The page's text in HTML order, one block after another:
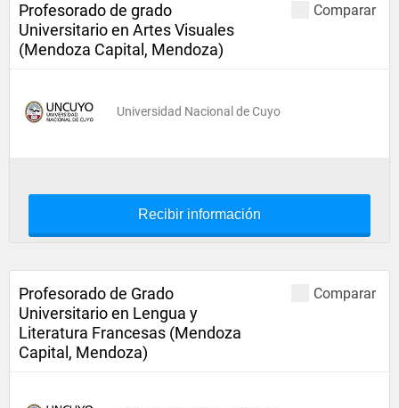
Comparar
Profesorado de grado
Universitario en Artes Visuales
(Mendoza Capital, Mendoza)
Universidad Nacional de Cuyo
Recibir información
Comparar
Profesorado de Grado
Universitario en Lengua y
Literatura Francesas (Mendoza
Capital, Mendoza)